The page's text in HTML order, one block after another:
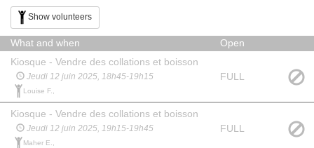
Show volunteers
What and when
Open
Kiosque - Vendre des collations et boisson
Jeudi 12 juin 2025, 18h45-19h15
Louise F.,
FULL
Kiosque - Vendre des collations et boisson
Jeudi 12 juin 2025, 19h15-19h45
Maher E.,
FULL